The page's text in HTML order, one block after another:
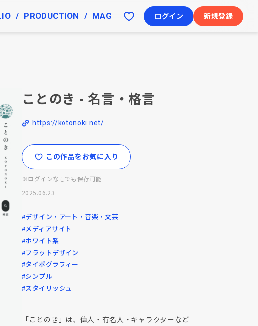
PRODUCTION MAG ログイン 新規登録
ことのき - 名言・格言
https://kotonoki.net/
この作品をお気に入り
※ログインなしでも保存可能
2025.06.23
#デザイン・アート・音楽・文芸
#メディアサイト
#ホワイト系
#フラットデザイン
#タイポグラフィー
#シンプル
#スタイリッシュ
「ことのき」は、偉人・有名人・キャラクターなど